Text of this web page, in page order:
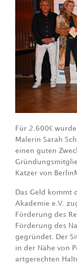
Für 2.600€
Malerin Sarah
einen guten
Katzer von
Das Geld kommt
Akademie e.V.
Förderung des
Förderung des
gegründet. Der
in der Nähe von
artgerechten